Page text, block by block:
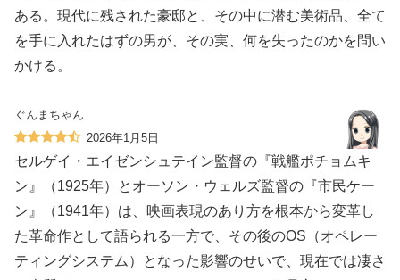
ある。現代に残された豪邸と、その中に潜む美術品、全て
を手に入れたはずの男が、その実、何を失ったのかを問い
かける。
ぐんまちゃん
2026年1月5日
セルゲイ・エイゼンシュテイン監督の『戦艦ポチョムキ
ン』（1925年）とオーソン・ウェルズ監督の『市民ケー
ン』（1941年）は、映画表現のあり方を根本から変革し
た革命作として語られる一方で、その後のOS（オペレー
ティングシステム）となった影響のせいで、現在では凄さ